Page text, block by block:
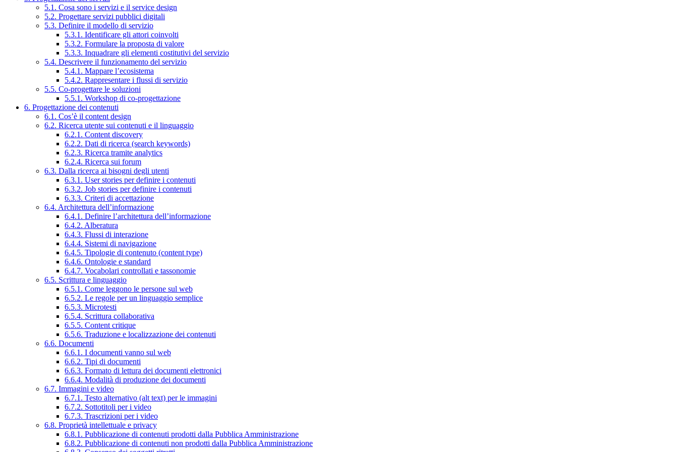
5.1. Cosa sono i servizi e il service design
5.2. Progettare servizi pubblici digitali
5.3. Definire il modello di servizio
5.3.1. Identificare gli attori coinvolti
5.3.2. Formulare la proposta di valore
5.3.3. Inquadrare gli elementi costitutivi del servizio
5.4. Descrivere il funzionamento del servizio
5.4.1. Mappare l’ecosistema
5.4.2. Rappresentare i flussi di servizio
5.5. Co-progettare le soluzioni
5.5.1. Workshop di co-progettazione
6. Progettazione dei contenuti
6.1. Cos’è il content design
6.2. Ricerca utente sui contenuti e il linguaggio
6.2.1. Content discovery
6.2.2. Dati di ricerca (search keywords)
6.2.3. Ricerca tramite analytics
6.2.4. Ricerca sui forum
6.3. Dalla ricerca ai bisogni degli utenti
6.3.1. User stories per definire i contenuti
6.3.2. Job stories per definire i contenuti
6.3.3. Criteri di accettazione
6.4. Architettura dell’informazione
6.4.1. Definire l’architettura dell’informazione
6.4.2. Alberatura
6.4.3. Flussi di interazione
6.4.4. Sistemi di navigazione
6.4.5. Tipologie di contenuto (content type)
6.4.6. Ontologie e standard
6.4.7. Vocabolari controllati e tassonomie
6.5. Scrittura e linguaggio
6.5.1. Come leggono le persone sul web
6.5.2. Le regole per un linguaggio semplice
6.5.3. Microtesti
6.5.4. Scrittura collaborativa
6.5.5. Content critique
6.5.6. Traduzione e localizzazione dei contenuti
6.6. Documenti
6.6.1. I documenti vanno sul web
6.6.2. Tipi di documenti
6.6.3. Formato di lettura dei documenti elettronici
6.6.4. Modalità di produzione dei documenti
6.7. Immagini e video
6.7.1. Testo alternativo (alt text) per le immagini
6.7.2. Sottotitoli per i video
6.7.3. Trascrizioni per i video
6.8. Proprietà intellettuale e privacy
6.8.1. Pubblicazione di contenuti prodotti dalla Pubblica Amministrazione
6.8.2. Pubblicazione di contenuti non prodotti dalla Pubblica Amministrazione